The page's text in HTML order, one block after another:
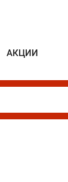
АКЦИИ